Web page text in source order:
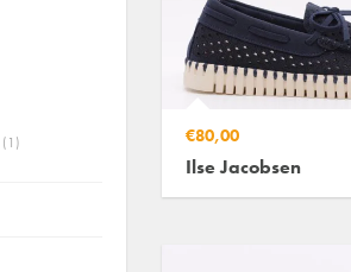
€80,00
Ilse Jacobsen
(1)